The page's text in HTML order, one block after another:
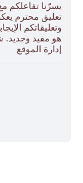
يسرّنا تفاعلكم
تعليق محترم
وتعليقاتكم
هو مفيد وجديد.
إدارة الموقع